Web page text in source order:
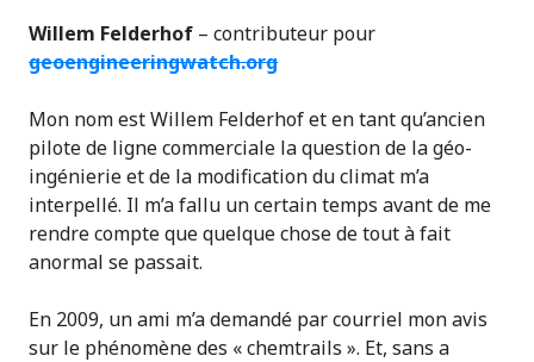
Willem Felderhof – contributeur pour
geoengineeringwatch.org
Mon nom est Willem Felderhof et en tant qu’ancien
pilote de ligne commerciale la question de la géo-
ingénierie et de la modification du climat m’a
interpellé. Il m’a fallu un certain temps avant de me
rendre compte que quelque chose de tout à fait
anormal se passait.
En 2009, un ami m’a demandé par courriel mon avis
sur le phénomène des « chemtrails ». Et, sans a